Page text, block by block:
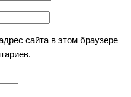
сайта в этом браузере